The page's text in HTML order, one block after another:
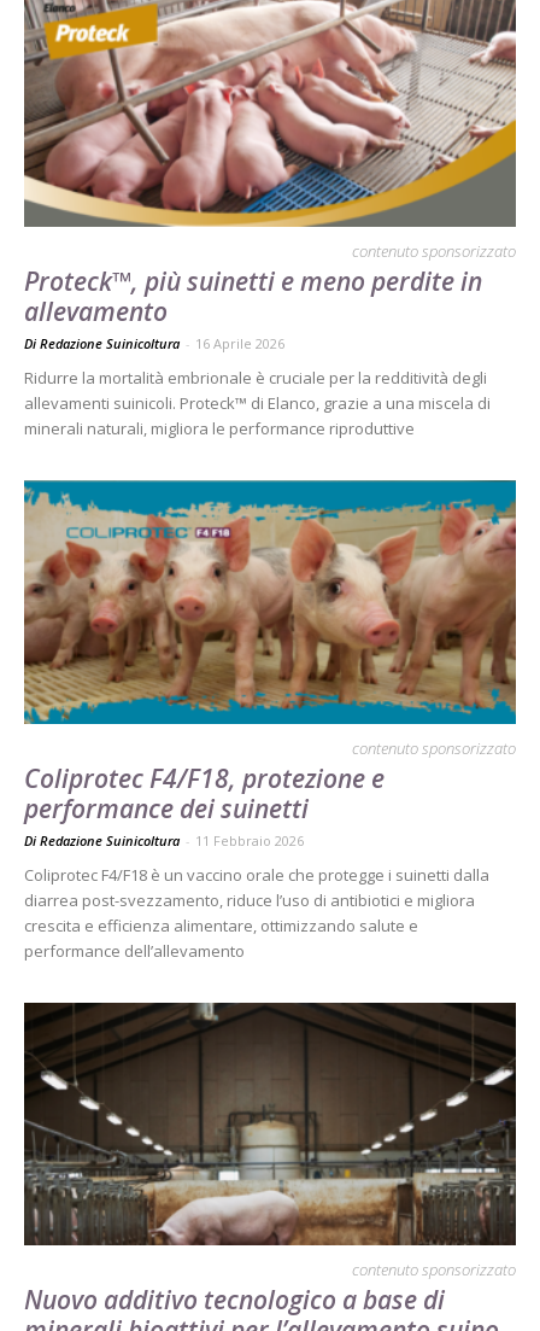
contenuto sponsorizzato
Proteck™, più suinetti e meno perdite in
allevamento
Di Redazione Suinicoltura - 16 Aprile 2026
Ridurre la mortalità embrionale è cruciale per la redditività degli
allevamenti suinicoli. Proteck™ di Elanco, grazie a una miscela di
minerali naturali, migliora le performance riproduttive
contenuto sponsorizzato
Coliprotec F4/F18, protezione e
performance dei suinetti
Di Redazione Suinicoltura - 11 Febbraio 2026
Coliprotec F4/F18 è un vaccino orale che protegge i suinetti dalla
diarrea post-svezzamento, riduce l’uso di antibiotici e migliora
crescita e efficienza alimentare, ottimizzando salute e
performance dell’allevamento
contenuto sponsorizzato
Nuovo additivo tecnologico a base di